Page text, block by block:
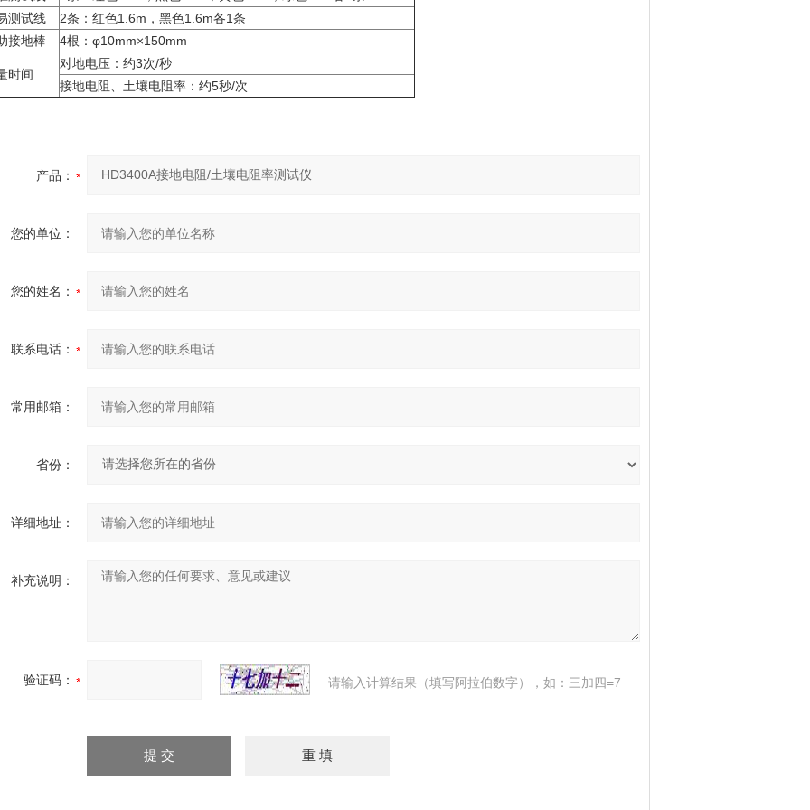
测试线
2条：红色1.6m，黑色1.6m各1条
接地棒
4根：φ10mm×150mm
时间
对地电压：约3次/秒
接地电阻、土壤电阻率：约5秒/次
产品：
您的单位：
您的姓名：
联系电话：
常用邮箱：
省份：
详细地址：
补充说明：
验证码： 请输入计算结果（填写阿拉伯数字），如：三加四=7